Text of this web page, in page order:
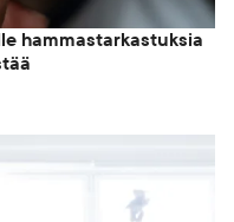
hammastarkastuksia